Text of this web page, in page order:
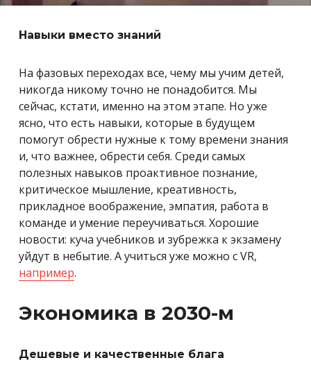
Навыки вместо знаний
На фазовых переходах все, чему мы учим детей,
никогда никому точно не понадобится. Мы
сейчас, кстати, именно на этом этапе. Но уже
ясно, что есть навыки, которые в будущем
помогут обрести нужные к тому времени знания
и, что важнее, обрести себя. Среди самых
полезных навыков проактивное познание,
критическое мышление, креативность,
прикладное воображение, эмпатия, работа в
команде и умение переучиваться. Хорошие
новости: куча учебников и зубрежка к экзамену
уйдут в небытие. А учиться уже можно с VR,
например.
Экономика в 2030-м
Дешевые и качественные блага